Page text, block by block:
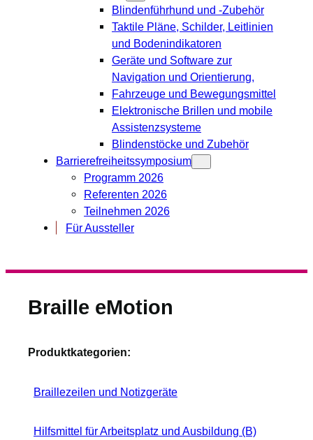
Blindenführhund und -Zubehör
Taktile Pläne, Schilder, Leitlinien
und Bodenindikatoren
Geräte und Software zur
Navigation und Orientierung,
Fahrzeuge und Bewegungsmittel
Elektronische Brillen und mobile
Assistenzsysteme
Blindenstöcke und Zubehör
Barrierefreiheitssymposium
Programm 2026
Referenten 2026
Teilnehmen 2026
Für Aussteller
Braille eMotion
Produktkategorien:
Braillezeilen und Notizgeräte
Hilfsmittel für Arbeitsplatz und Ausbildung (B)